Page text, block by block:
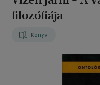
filozófiája
Könyv